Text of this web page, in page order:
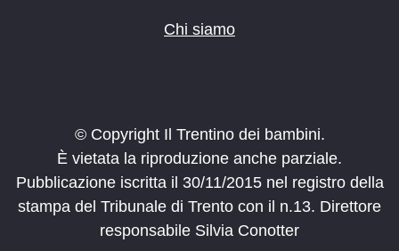
Chi siamo
© Copyright Il Trentino dei bambini.
È vietata la riproduzione anche parziale.
Pubblicazione iscritta il 30/11/2015 nel registro della
stampa del Tribunale di Trento con il n.13. Direttore
responsabile Silvia Conotter